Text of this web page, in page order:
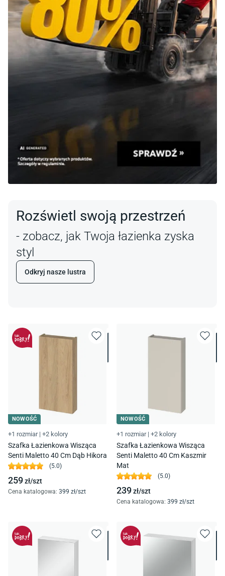
Rozświetl swoją przestrzeń
- zobacz, jak Twoja łazienka zyska
styl
Odkryj nasze lustra
NOWOŚĆ
+1 rozmiar | +2 kolory
Szafka Łazienkowa Wisząca
Senti Maletto 40 Cm Dąb Hikora
(5.0)
259zł/szt
Cena katalogowa: 399 zł/szt
NOWOŚĆ
+1 rozmiar | +2 kolory
Szafka Łazienkowa Wisząca
Senti Maletto 40 Cm Kaszmir
Mat
(5.0)
239zł/szt
Cena katalogowa: 399 zł/szt